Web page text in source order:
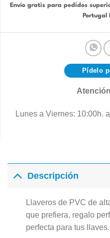
Envío gratis para pedidos
Portugal
Pídelo
Lunes a Viernes: 10:00h.
Descripción
Llaveros de PVC de
que prefiera, regalo
perfecta para tus llaves.